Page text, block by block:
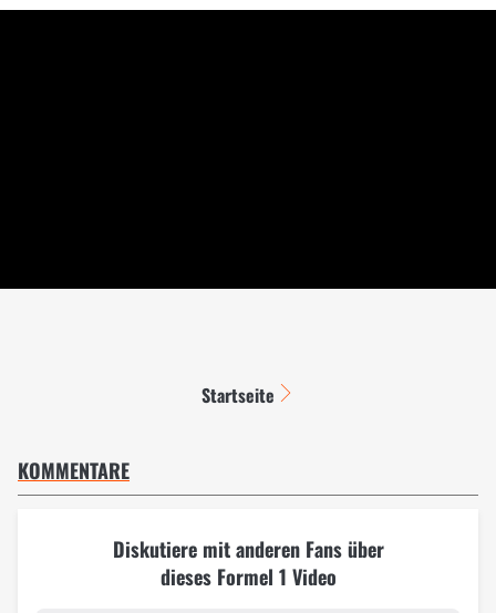
Startseite
KOMMENTARE
Diskutiere mit anderen Fans über
dieses Formel 1 Video